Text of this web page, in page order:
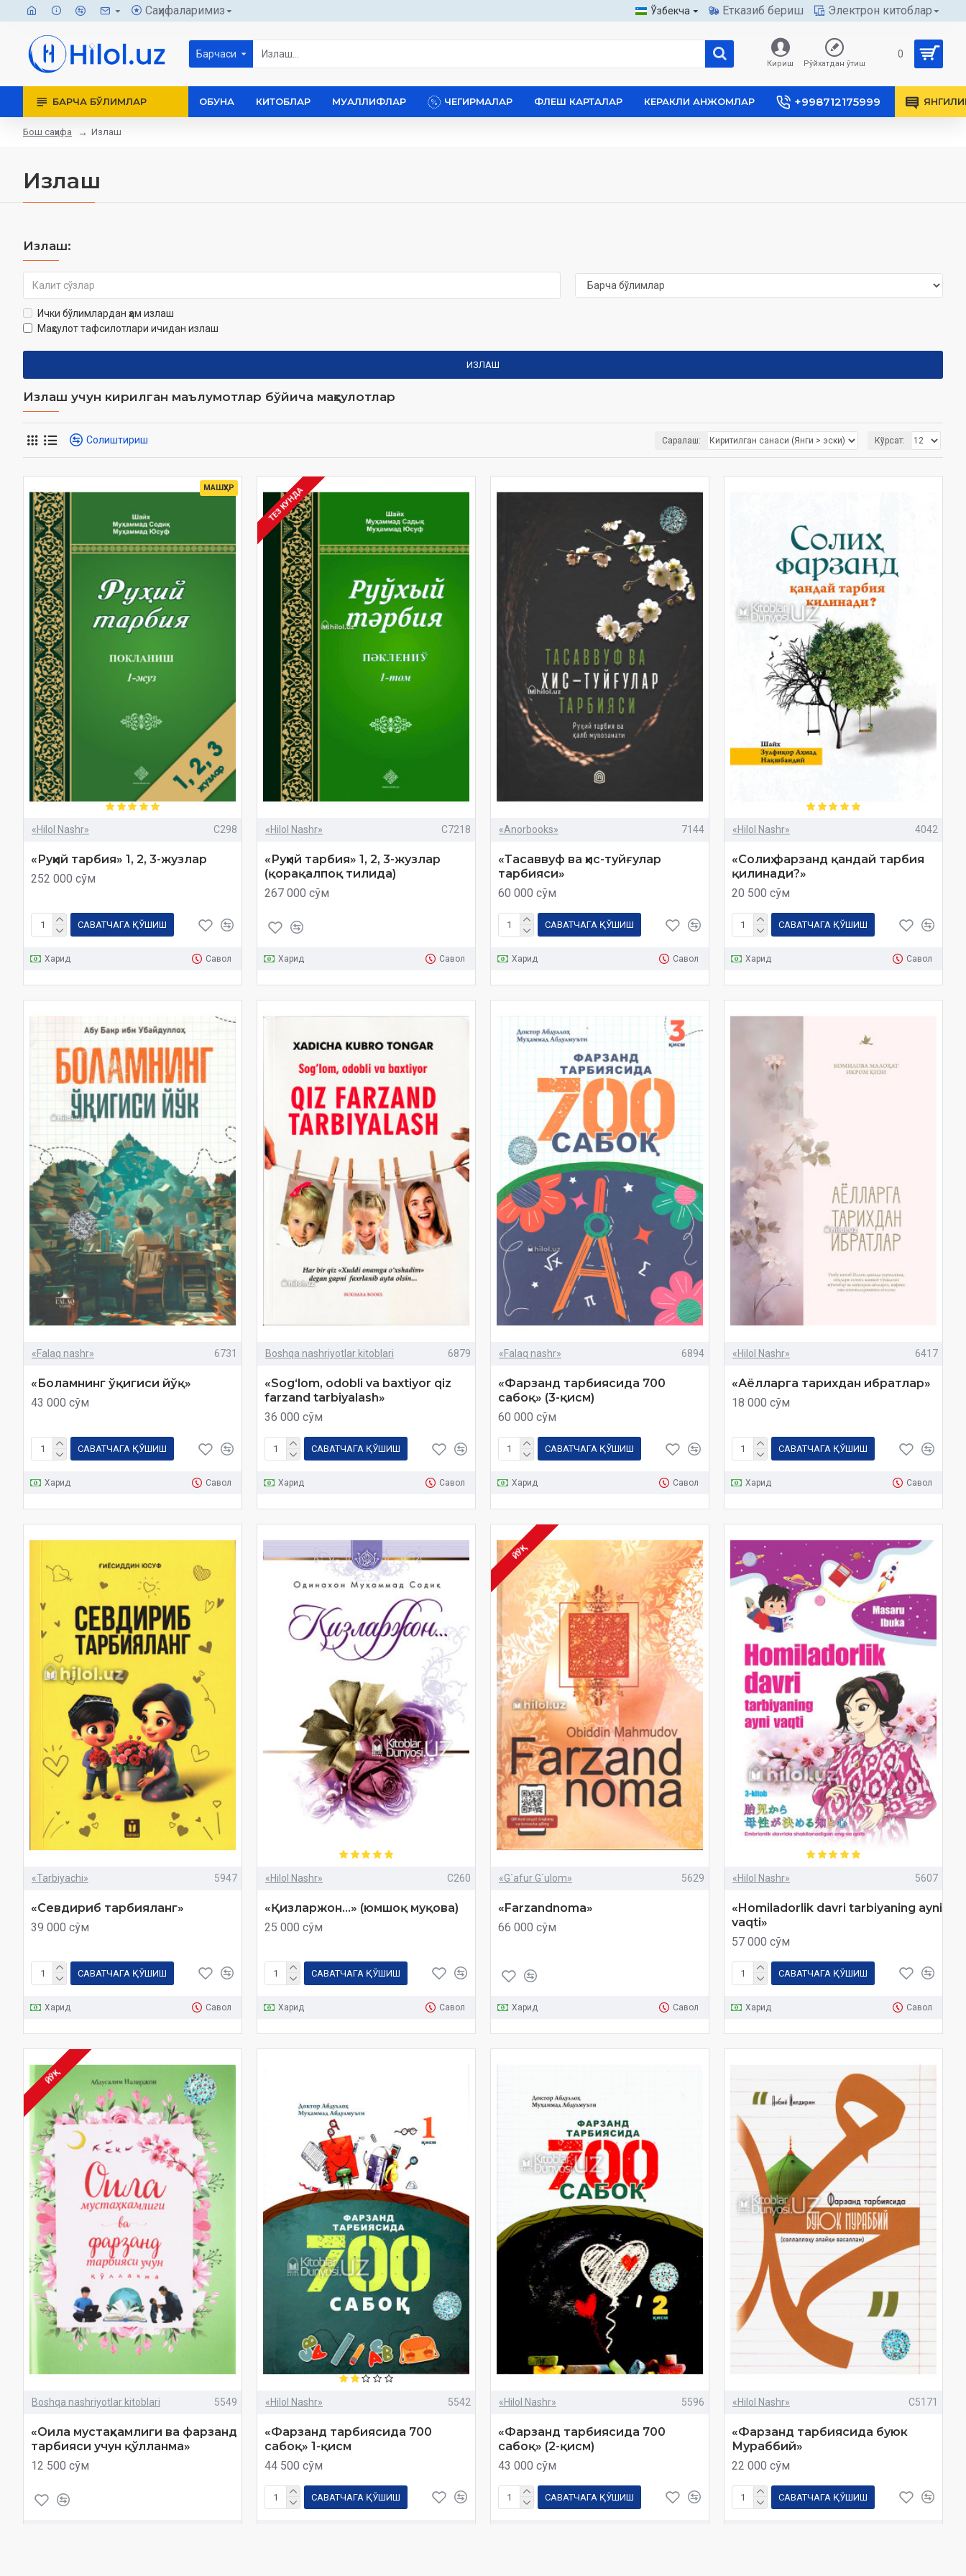
Саҳифаларимиз Ўзбекча Етказиб бериш Электрон китоблар
Барчаси
Кириш Рўйхатдан ўтиш
0
БАРЧА БЎЛИМЛАР ОБУНА КИТОБЛАР МУАЛЛИФЛАР ЧЕГИРМАЛАР ФЛЕШ КАРТАЛАР КЕРАКЛИ АНЖОМЛАР +998712175999
Бош саҳифа Излаш
Излаш
Излаш:
Ички бўлимлардан ҳам излаш
Маҳсулот тафсилотлари ичидан излаш
ИЗЛАШ
Излаш учун кирилган маълумотлар бўйича маҳсулотлар
Солиштириш Саралаш: Кўрсат:
МАШҲУР
«Hilol Nashr» C298
«Руҳий тарбия» 1, 2, 3-жузлар
252 000 сўм
САВАТЧАГА ҚЎШИШ
Харид Савол
ТЕЗ КУНДА
«Hilol Nashr» C7218
«Руҳий тарбия» 1, 2, 3-жузлар
(қорақалпоқ тилида)
267 000 сўм
Харид Савол
«Anorbooks» 7144
«Тасаввуф ва ҳис-туйғулар
тарбияси»
60 000 сўм
САВАТЧАГА ҚЎШИШ
Харид Савол
«Hilol Nashr» 4042
«Солиҳ фарзанд қандай тарбия
қилинади?»
20 500 сўм
САВАТЧАГА ҚЎШИШ
Харид Савол
«Falaq nashr» 6731
«Боламнинг ўқигиси йўқ»
43 000 сўм
САВАТЧАГА ҚЎШИШ
Харид Савол
Boshqa nashriyotlar kitoblari 6879
«Sog‘lom, odobli va baxtiyor qiz
farzand tarbiyalash»
36 000 сўм
САВАТЧАГА ҚЎШИШ
Харид Савол
«Falaq nashr» 6894
«Фарзанд тарбиясида 700
сабоқ» (3-қисм)
60 000 сўм
САВАТЧАГА ҚЎШИШ
Харид Савол
«Hilol Nashr» 6417
«Аёлларга тарихдан ибратлар»
18 000 сўм
САВАТЧАГА ҚЎШИШ
Харид Савол
«Tarbiyachi» 5947
«Севдириб тарбияланг»
39 000 сўм
САВАТЧАГА ҚЎШИШ
Харид Савол
«Hilol Nashr» C260
«Қизларжон...» (юмшоқ муқова)
25 000 сўм
САВАТЧАГА ҚЎШИШ
Харид Савол
ЙЎҚ
«G`afur G`ulom» 5629
«Farzandnoma»
66 000 сўм
Харид Савол
«Hilol Nashr» 5607
«Homiladorlik davri tarbiyaning ayni
vaqti»
57 000 сўм
САВАТЧАГА ҚЎШИШ
Харид Савол
ЙЎҚ
Boshqa nashriyotlar kitoblari 5549
«Оила мустаҳкамлиги ва фарзанд
тарбияси учун қўлланма»
12 500 сўм
«Hilol Nashr» 5542
«Фарзанд тарбиясида 700
сабоқ» 1-қисм
44 500 сўм
САВАТЧАГА ҚЎШИШ
«Hilol Nashr» 5596
«Фарзанд тарбиясида 700
сабоқ» (2-қисм)
43 000 сўм
САВАТЧАГА ҚЎШИШ
«Hilol Nashr» C5171
«Фарзанд тарбиясида буюк
Мураббий»
22 000 сўм
САВАТЧАГА ҚЎШИШ